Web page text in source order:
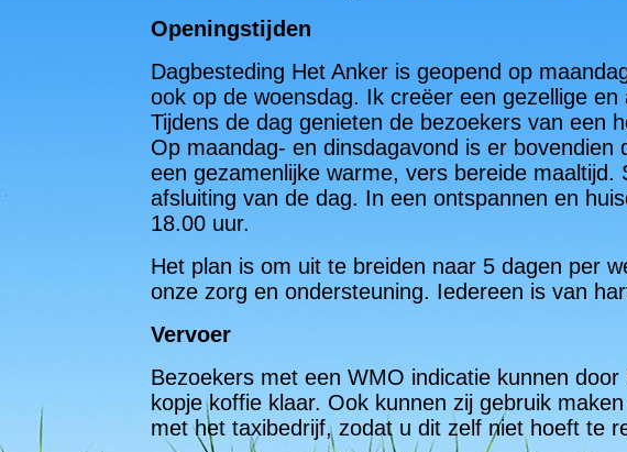
Openingstijden
Dagbesteding Het Anker is geopend op
ook op de woensdag. Ik creëer een gezellige
Tijdens de dag genieten de bezoekers van een
Op maandag- en dinsdagavond is er
een gezamenlijke warme, vers bereide
afsluiting van de dag. In een ontspannen en
18.00 uur.
Het plan is om uit te breiden naar 5 dagen per
onze zorg en ondersteuning. Iedereen is van
Vervoer
Bezoekers met een WMO indicatie kunnen
kopje koffie klaar. Ook kunnen zij gebruik
met het taxibedrijf, zodat u dit zelf niet hoeft te